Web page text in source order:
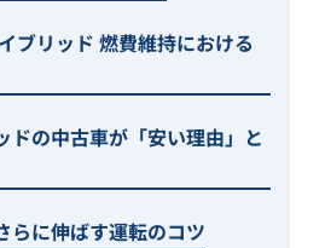
ブリッド 燃費維持における
ドの中古車が「安い理由」と
らに伸ばす運転のコツ